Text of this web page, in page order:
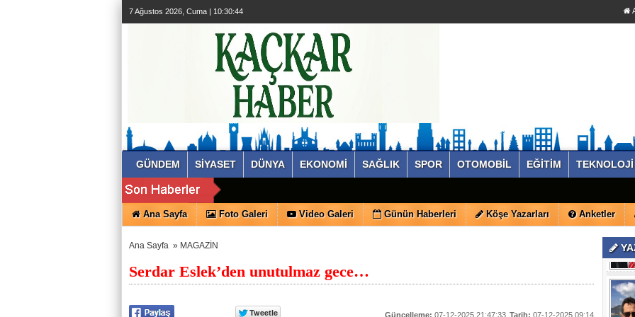
7 Ağustos 2026, Cuma | 10:30:46
GÜNDEM SİYASET DÜNYA EKONOMİ SAĞLIK SPOR OTOMOBİL EĞİTİM TEKNOLOJİ
Ana Sayfa Foto Galeri Video Galeri Günün Haberleri Köşe Yazarları Anketler
Ana Sayfa » MAGAZİN
Serdar Eslek’den unutulmaz gece…
Güncelleme: 07-12-2025 21:47:33 Tarih: 07-12-2025 09:14